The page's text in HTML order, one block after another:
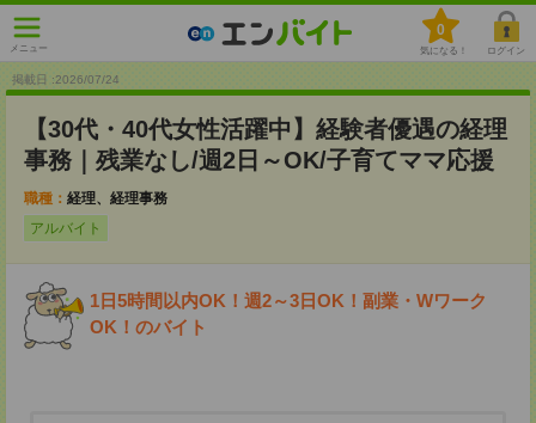
メニュー
0
気になる！ ログイン
掲載日 :2026/07/24
【30代・40代女性活躍中】経験者優遇の経理
事務｜残業なし/週2日～OK/子育てママ応援
職種： 経理、経理事務
アルバイト
1日5時間以内OK！週2～3日OK！副業・Wワーク
OK！のバイト